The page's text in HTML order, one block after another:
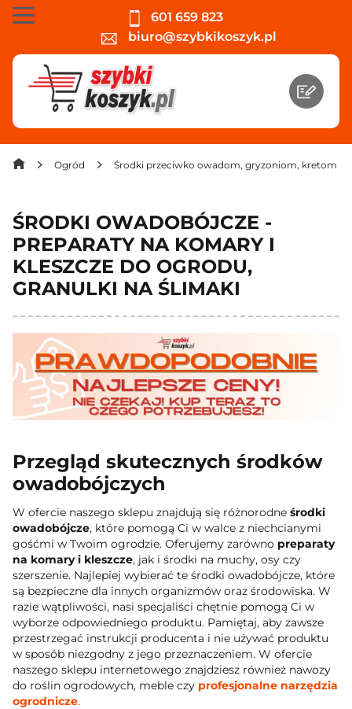
601 659 823
biuro@szybkikoszyk.pl
Ogród Środki przeciwko owadom, gryzoniom, kretom
ŚRODKI OWADOBÓJCZE -
PREPARATY NA KOMARY I
KLESZCZE DO OGRODU,
GRANULKI NA ŚLIMAKI
Przegląd skutecznych środków
owadobójczych
W ofercie naszego sklepu znajdują się różnorodne środki
owadobójcze, które pomogą Ci w walce z niechcianymi
gośćmi w Twoim ogrodzie. Oferujemy zarówno preparaty
na komary i kleszcze, jak i środki na muchy, osy czy
szerszenie. Najlepiej wybierać te środki owadobójcze, które
są bezpieczne dla innych organizmów oraz środowiska. W
razie wątpliwości, nasi specjaliści chętnie pomogą Ci w
wyborze odpowiedniego produktu. Pamiętaj, aby zawsze
przestrzegać instrukcji producenta i nie używać produktu
w sposób niezgodny z jego przeznaczeniem. W ofercie
naszego sklepu internetowego znajdziesz również nawozy
do roślin ogrodowych, meble czy profesjonalne narzędzia
ogrodnicze.